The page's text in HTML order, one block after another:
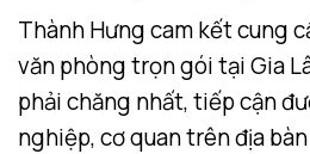
Thành Hưng cam kết cung
văn phòng trọn gói tại Gia
phải chăng nhất, tiếp cận
nghiệp, cơ quan trên địa